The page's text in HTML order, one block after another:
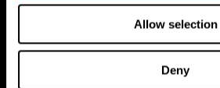
Allow selection
Deny
Siga-nos em